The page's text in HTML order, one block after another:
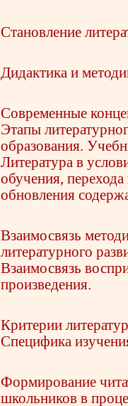
Становление
Дидактика и
Современные
Этапы
образования.
Литература в
обучения,
обновления
Взаимосвязь
литературного
Взаимосвязь
произведения.
Критерии
Специфика
Формирование
школьников в